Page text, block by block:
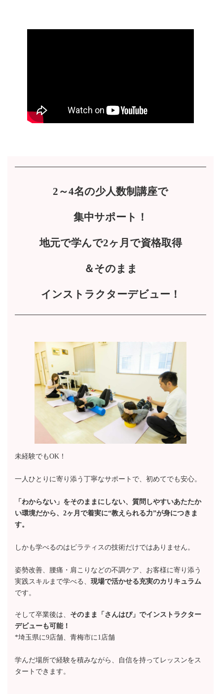
2～4名の少人数制講座で
集中サポート！
地元で学んで2ヶ月で資格取得
＆そのまま
インストラクターデビュー！
未経験でもOK！
一人ひとりに寄り添う丁寧なサポートで、初めてでも安心。
「わからない」をそのままにしない、質問しやすいあたたか
い環境だから、2ヶ月で着実に“教えられる力”が身につきま
す。
しかも学べるのはピラティスの技術だけではありません。
姿勢改善、腰痛・肩こりなどの不調ケア、お客様に寄り添う
実践スキルまで学べる、 現場で活かせる充実のカリキュラム
です。
そして卒業後は、 そのまま「さんはぴ」でインストラクター
デビューも可能！
*埼玉県に9店舗、青梅市に1店舗
学んだ場所で経験を積みながら、自信を持ってレッスンをス
タートできます。